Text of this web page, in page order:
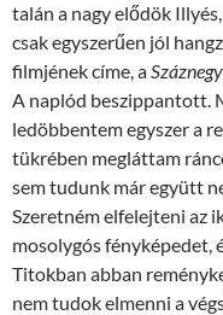
talán a nagy elődök
csak egyszerűen jól
filmjének címe, a
A naplód beszippantott.
ledöbbentem egyszer a
tükrében megláttam
sem tudunk már együtt
Szeretném elfelejteni az
mosolygós fényképedet,
Titokban abban
nem tudok elmenni a